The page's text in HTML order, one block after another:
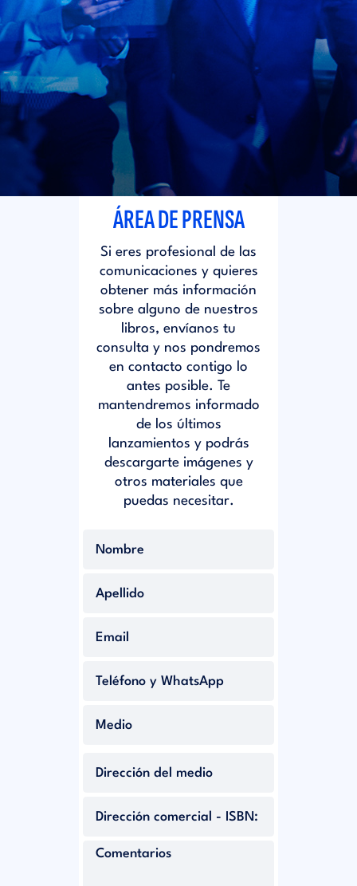
d
i
t
t
o
r
i
ÁREA DE PRENSA
Si eres profesional de las
comunicaciones y quieres
obtener más información
sobre alguno de nuestros
libros, envíanos tu
consulta y nos pondremos
en contacto contigo lo
antes posible. Te
mantendremos informado
de los últimos
lanzamientos y podrás
descargarte imágenes y
otros materiales que
puedas necesitar.